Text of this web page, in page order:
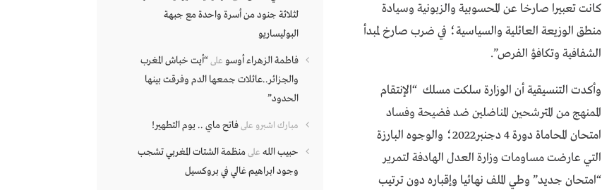
كانت تعبيرا صارخا عن المحسوبية والزبونية وسيادة
منطق الوزيعة العائلية والسياسية؛ في ضرب صارخ لمبدأ
الشفافية وتكافؤ الفرص”.
وأكدت التنسيقية أن الوزارة سلكت مسلك “الإنتقام
الممنهج من المترشحين المناضلين ضد فضيحة وفساد
امتحان المحاماة دورة 4 دجنبر2022؛ والوجوه البارزة
التي عارضت مساومات وزارة العدل الهادفة لتمرير
“امتحان جديد” وطي الملف نهائيا وإقباره دون ترتيب
لثلاثة جنود من أسرة واحدة مع جبهة
البوليساريو
فاطمة الزهراء أوسو على“أيت خباش المغرب
والجزائر..عائلات جمعها الدم وفرقت بينها
الحدود”
مبارك اشبرو علىفاتح ماي .. يوم التطهير!
حبيب الله علىمنظمة الشتات المغربي تشجب
وجود ابراهيم غالي في بروكسيل